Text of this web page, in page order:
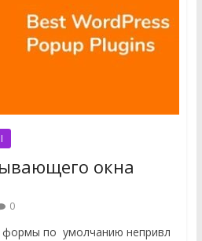
окна
0
по умолчанию непривл